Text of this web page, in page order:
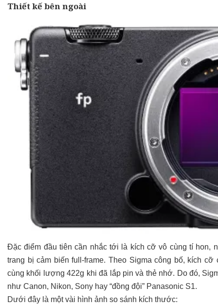
Thiết kế bên ngoài
Đặc điểm đầu tiên cần nhắc tới là kích cỡ vô cùng tí hon,
trang bị cảm biến full-frame. Theo Sigma công bố, kích
cùng khối lượng 422g khi đã lắp pin và thẻ nhớ. Do đó,
như Canon, Nikon, Sony hay “đồng đội” Panasonic S1.
Dưới đây là một vài hình ảnh so sánh kích thước: